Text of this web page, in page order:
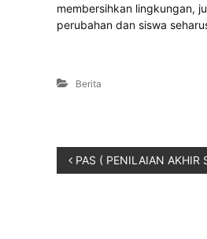
membersihkan lingkungan,
perubahan dan siswa
Berita
PAS ( PENILAIAN AKHIR